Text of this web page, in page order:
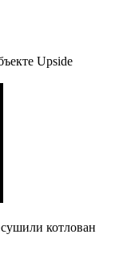
Upside
котлован